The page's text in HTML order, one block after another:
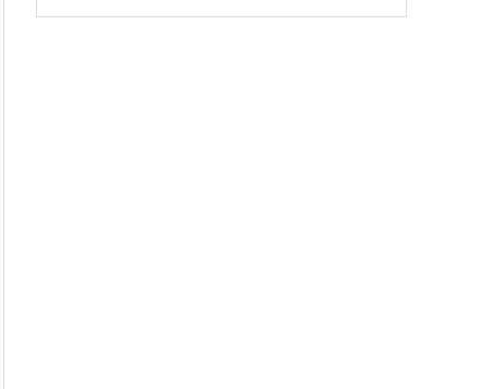
响；<&list>3.稳定器的转向胶套和球头